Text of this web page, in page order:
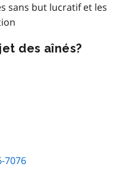
sans but lucratif et les
des aînés?
7076